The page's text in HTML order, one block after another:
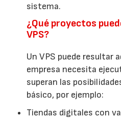
sistema.
¿Qué proyectos
VPS?
Un VPS puede resultar
empresa necesita
superan las
básico, por ejemplo:
Tiendas digitales con